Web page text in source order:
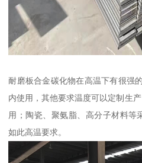
耐磨板合金碳化物在高温下有很强
内使用，其他要求温度可以定制生
用；陶瓷、聚氨脂、高分子材料等
如此高温要求。